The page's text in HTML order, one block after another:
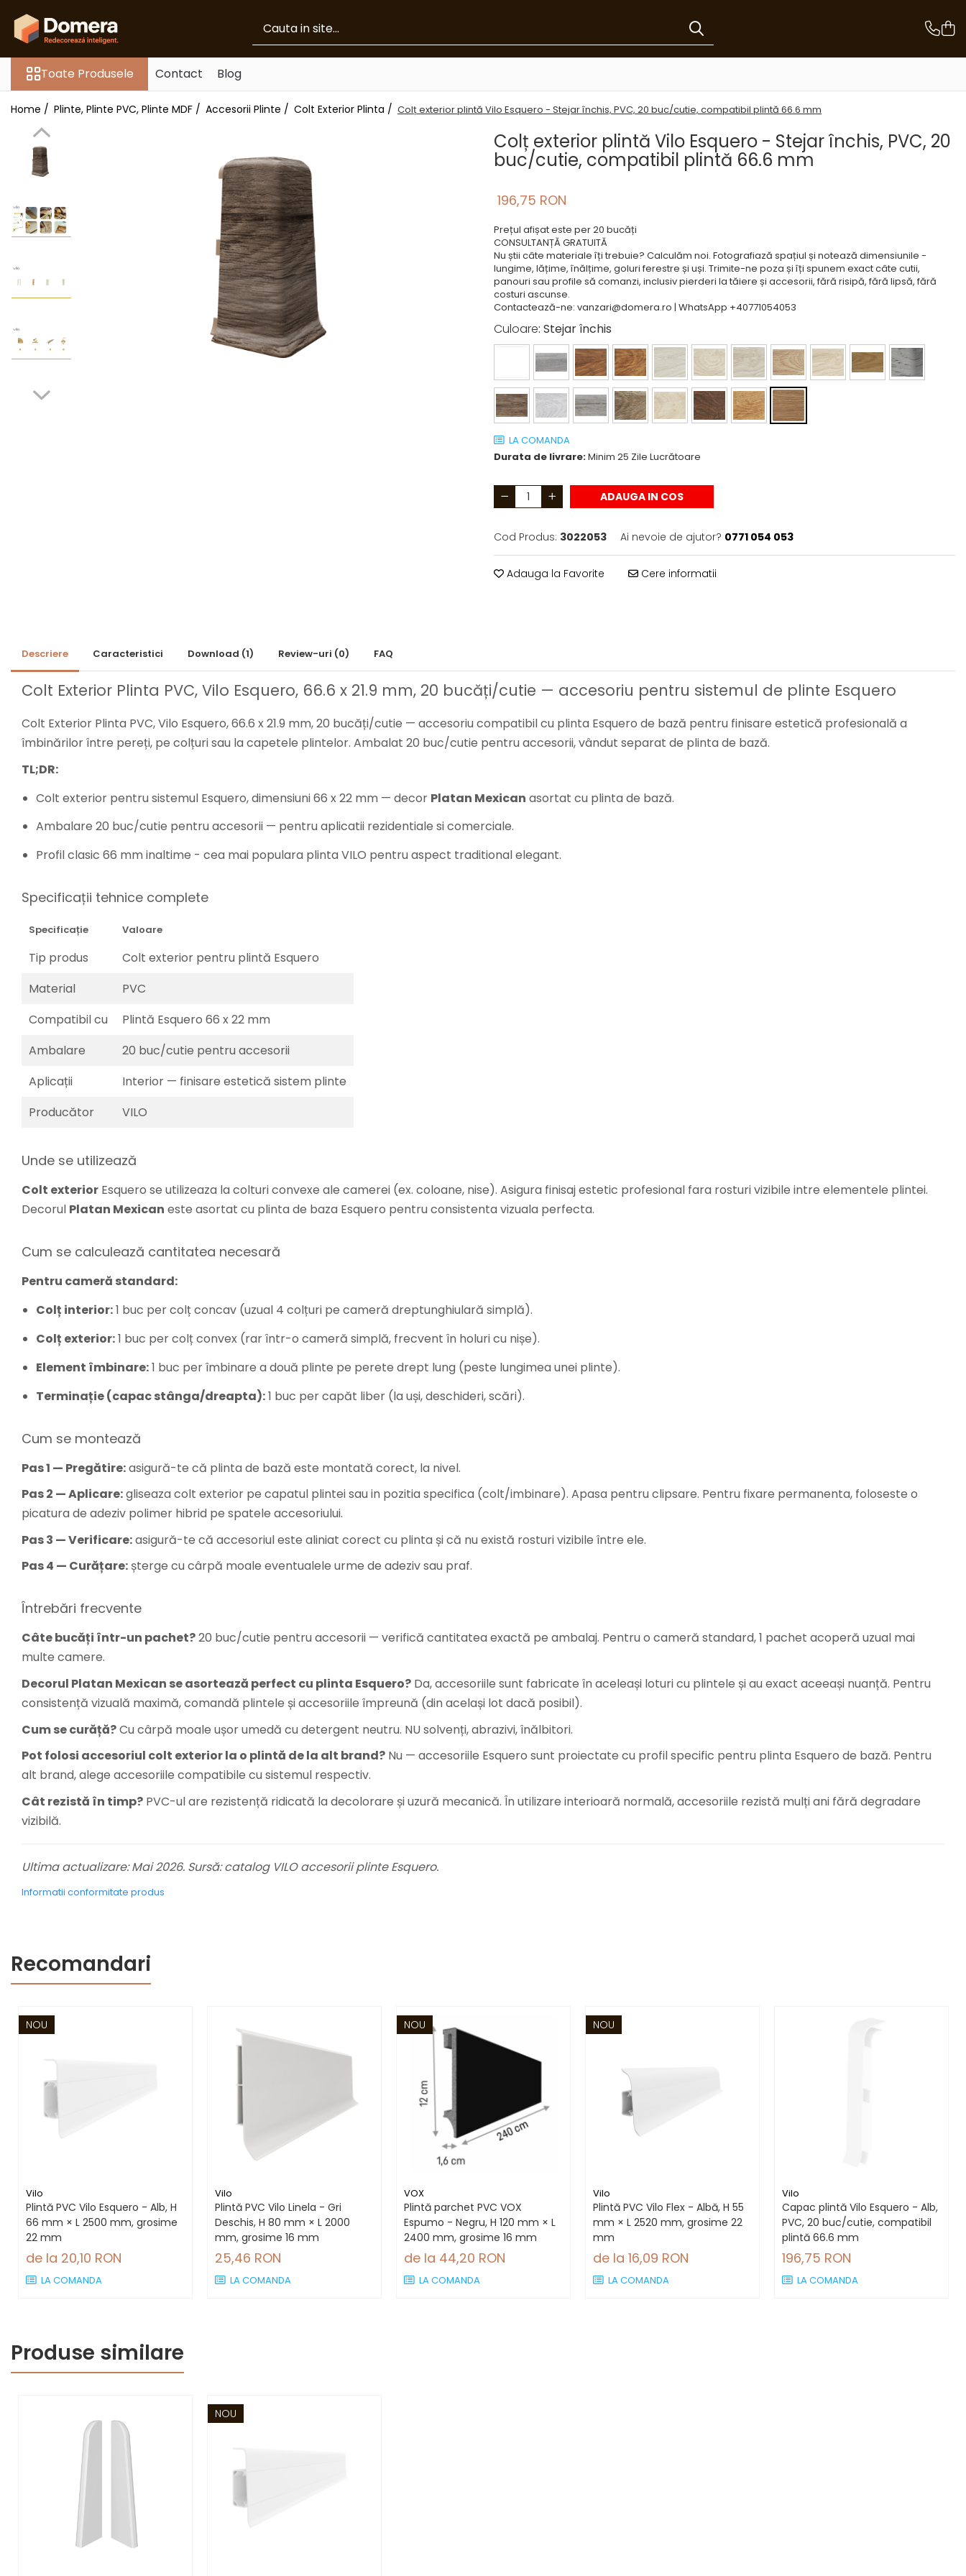
Toate Produsele
Parchet
Parchet SPC
Riflaj exterior
Riflaje Interioare
Glafuri Interioare
Glafuri Exterioare
Plinte PVC
Plinte MDF Premium
Terminatii Plinta
Colt Exterior Plinta
Imbinare Plinta
Panouri Decorative
Panouri Decorative SPC
Premium
Toate Produsele Contact Blog
Home / Plinte, Plinte PVC, Plinte MDF / Accesorii Plinte / Colt Exterior Plinta / Colț exterior plintă Vilo Esquero - Stejar închis, PVC, 20 buc/cutie, compatibil plintă 66.6 mm
Colț exterior plintă Vilo Esquero - Stejar închis, PVC, 20
buc/cutie, compatibil plintă 66.6 mm
196,75 RON
Prețul afișat este per 20 bucăți
CONSULTANȚĂ GRATUITĂ
Nu știi câte materiale îți trebuie? Calculăm noi. Fotografiază spațiul și notează dimensiunile -
lungime, lățime, înălțime, goluri ferestre și uși. Trimite-ne poza și îți spunem exact câte cutii,
panouri sau profile să comanzi, inclusiv pierderi la tăiere și accesorii, fără risipă, fără lipsă, fără
costuri ascunse.
Contactează-ne: vanzari@domera.ro | WhatsApp +40771054053
Culoare: Stejar închis
LA COMANDA
Durata de livrare:Minim 25 Zile Lucrătoare
ADAUGA IN COS
Cod Produs: 3022053 Ai nevoie de ajutor? 0771 054 053
Adauga la Favorite Cere informatii
Descriere Caracteristici Download (1) Review-uri (0) FAQ
Colt Exterior Plinta PVC, Vilo Esquero, 66.6 x 21.9 mm, 20 bucăți/cutie — accesoriu pentru sistemul de plinte Esquero
Colt Exterior Plinta PVC, Vilo Esquero, 66.6 x 21.9 mm, 20 bucăți/cutie — accesoriu compatibil cu plinta Esquero de bază pentru finisare estetică profesională a
îmbinărilor între pereți, pe colțuri sau la capetele plintelor. Ambalat 20 buc/cutie pentru accesorii, vândut separat de plinta de bază.
TL;DR:
Colt exterior pentru sistemul Esquero, dimensiuni 66 x 22 mm — decor Platan Mexican asortat cu plinta de bază.
Ambalare 20 buc/cutie pentru accesorii — pentru aplicatii rezidentiale si comerciale.
Profil clasic 66 mm inaltime - cea mai populara plinta VILO pentru aspect traditional elegant.
Specificații tehnice complete
Specificație Valoare
Tip produs
Colt exterior pentru plintă Esquero
Material
PVC
Compatibil cu
Plintă Esquero 66 x 22 mm
Ambalare
20 buc/cutie pentru accesorii
Aplicații
Interior — finisare estetică sistem plinte
Producător
VILO
Unde se utilizează
Colt exterior Esquero se utilizeaza la colturi convexe ale camerei (ex. coloane, nise). Asigura finisaj estetic profesional fara rosturi vizibile intre elementele plintei.
Decorul Platan Mexican este asortat cu plinta de baza Esquero pentru consistenta vizuala perfecta.
Cum se calculează cantitatea necesară
Pentru cameră standard:
Colț interior:1 buc per colț concav (uzual 4 colțuri pe cameră dreptunghiulară simplă).
Colț exterior:1 buc per colț convex (rar într-o cameră simplă, frecvent în holuri cu nișe).
Element îmbinare:1 buc per îmbinare a două plinte pe perete drept lung (peste lungimea unei plinte).
Terminație (capac stânga/dreapta):1 buc per capăt liber (la uși, deschideri, scări).
Cum se montează
Pas 1 — Pregătire:asigură-te că plinta de bază este montată corect, la nivel.
Pas 2 — Aplicare:gliseaza colt exterior pe capatul plintei sau in pozitia specifica (colt/imbinare). Apasa pentru clipsare. Pentru fixare permanenta, foloseste o
picatura de adeziv polimer hibrid pe spatele accesoriului.
Pas 3 — Verificare:asigură-te că accesoriul este aliniat corect cu plinta și că nu există rosturi vizibile între ele.
Pas 4 — Curățare: șterge cu cârpă moale eventualele urme de adeziv sau praf.
Întrebări frecvente
Câte bucăți într-un pachet?20 buc/cutie pentru accesorii — verifică cantitatea exactă pe ambalaj. Pentru o cameră standard, 1 pachet acoperă uzual mai
multe camere.
Decorul Platan Mexican se asortează perfect cu plinta Esquero? Da, accesoriile sunt fabricate în aceleași loturi cu plintele și au exact aceeași nuanță. Pentru
consistență vizuală maximă, comandă plintele și accesoriile împreună (din același lot dacă posibil).
Cum se curăță?Cu cârpă moale ușor umedă cu detergent neutru. NU solvenți, abrazivi, înălbitori.
Pot folosi accesoriul colt exterior la o plintă de la alt brand? Nu — accesoriile Esquero sunt proiectate cu profil specific pentru plinta Esquero de bază. Pentru
alt brand, alege accesoriile compatibile cu sistemul respectiv.
Cât rezistă în timp? PVC-ul are rezistență ridicată la decolorare și uzură mecanică. În utilizare interioară normală, accesoriile rezistă mulți ani fără degradare
vizibilă.
Ultima actualizare: Mai 2026. Sursă: catalog VILO accesorii plinte Esquero.
Informatii conformitate produs
Recomandari
NOU
Vilo
Plintă PVC Vilo Esquero - Alb, H
66 mm × L 2500 mm, grosime
22 mm
de la 20,10 RON
LA COMANDA
Vilo
Plintă PVC Vilo Linela - Gri
Deschis, H 80 mm × L 2000
mm, grosime 16 mm
25,46 RON
LA COMANDA
NOU
VOX
Plintă parchet PVC VOX
Espumo - Negru, H 120 mm × L
2400 mm, grosime 16 mm
de la 44,20 RON
LA COMANDA
NOU
Vilo
Plintă PVC Vilo Flex - Albă, H 55
mm × L 2520 mm, grosime 22
mm
de la 16,09 RON
LA COMANDA
Vilo
Capac plintă Vilo Esquero - Alb,
PVC, 20 buc/cutie, compatibil
plintă 66.6 mm
196,75 RON
LA COMANDA
Produse similare
NOU